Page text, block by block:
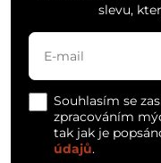
slevu,
Souhlasím se
zpracováním
tak jak je
údajů.